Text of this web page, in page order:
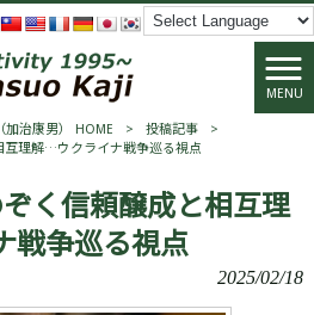
MENU
加治康男） HOME > 投稿記事
>
相互理解…ウクライナ戦争巡る視点
く信頼醸成と相互理
ナ戦争巡る視点
2025/02/18